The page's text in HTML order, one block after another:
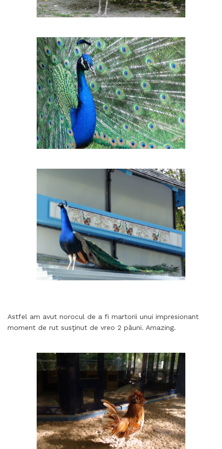
Astfel am avut norocul de a fi martorii unui impresionant
moment de rut susţinut de vreo 2 păuni. Amazing.